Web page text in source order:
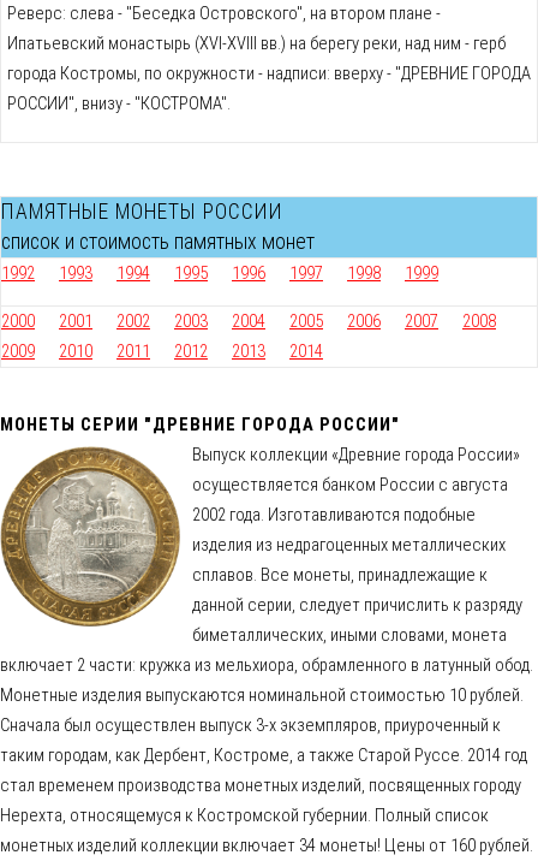
Реверс: слева - "Беседка Островского", на втором плане -
Ипатьевский монастырь (XVI-XVIII вв.) на берегу реки, над ним - герб
города Костромы, по окружности - надписи: вверху - "ДРЕВНИЕ ГОРОДА
РОССИИ", внизу - "КОСТРОМА".
ПАМЯТНЫЕ МОНЕТЫ РОССИИ
список и стоимость памятных монет
1992 1993 1994 1995 1996 1997 1998 1999
2000 2001 2002 2003 2004 2005 2006 2007
2008
2009
2010 2011 2012 2013 2014
МОНЕТЫ СЕРИИ "ДРЕВНИЕ ГОРОДА РОССИИ"
Выпуск коллекции «Древние города России»
осуществляется банком России с августа
2002 года. Изготавливаются подобные
изделия из недрагоценных металлических
сплавов. Все монеты, принадлежащие к
данной серии, следует причислить к разряду
биметаллических, иными словами, монета
включает 2 части: кружка из мельхиора, обрамленного в латунный обод.
Монетные изделия выпускаются номинальной стоимостью 10 рублей.
Сначала был осуществлен выпуск 3-х экземпляров, приуроченный к
таким городам, как Дербент, Костроме, а также Старой Руссе. 2014 год
стал временем производства монетных изделий, посвященных городу
Нерехта, относящемуся к Костромской губернии. Полный список
монетных изделий коллекции включает 34 монеты! Цены от 160 рублей.